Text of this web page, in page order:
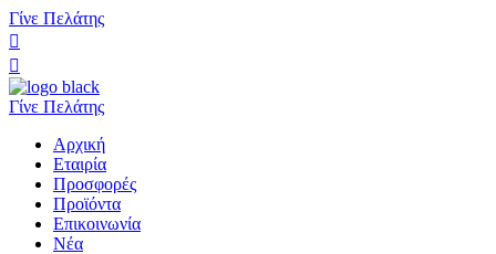
Γίνε Πελάτης
Γίνε Πελάτης
Αρχική
Εταιρία
Προσφορές
Προϊόντα
Επικοινωνία
Νέα